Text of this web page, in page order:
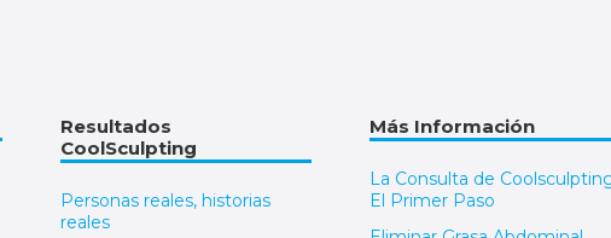
Resultados
CoolSculpting
Personas reales, historias
reales
Más Información
La Consulta de
El Primer Paso